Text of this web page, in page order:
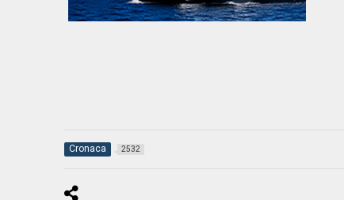
Cronaca 2532